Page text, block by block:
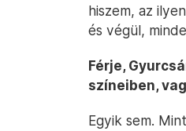
hiszem, az
és végül,
Férje,
színeiben,
Egyik sem.